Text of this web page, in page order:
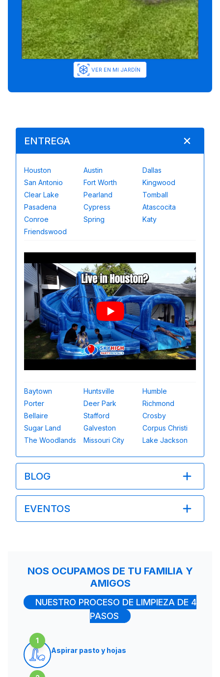
VER EN MI JARDÍN
ENTREGA
Houston Austin
Dallas
San Antonio
Fort Worth
Kingwood
Clear Lake
Pearland
Tomball
Pasadena
Cypress
Atascocita
Conroe
Spring
Katy
Friendswood
Baytown Huntsville
Humble
Porter
Deer Park
Richmond
Bellaire
Stafford
Crosby
Sugar Land
Galveston
Corpus Christi
The Woodlands
Missouri City Lake Jackson
BLOG
EVENTOS
NOS OCUPAMOS DE TU FAMILIA Y
AMIGOS
NUESTRO PROCESO DE LIMPIEZA DE 4
PASOS
1
Aspirar pasto y hojas